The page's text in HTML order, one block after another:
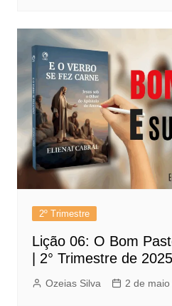
2º Trimestre
Lição 06: O Bom
| 2° Trimestre de 2025
Ozeias Silva 2 de